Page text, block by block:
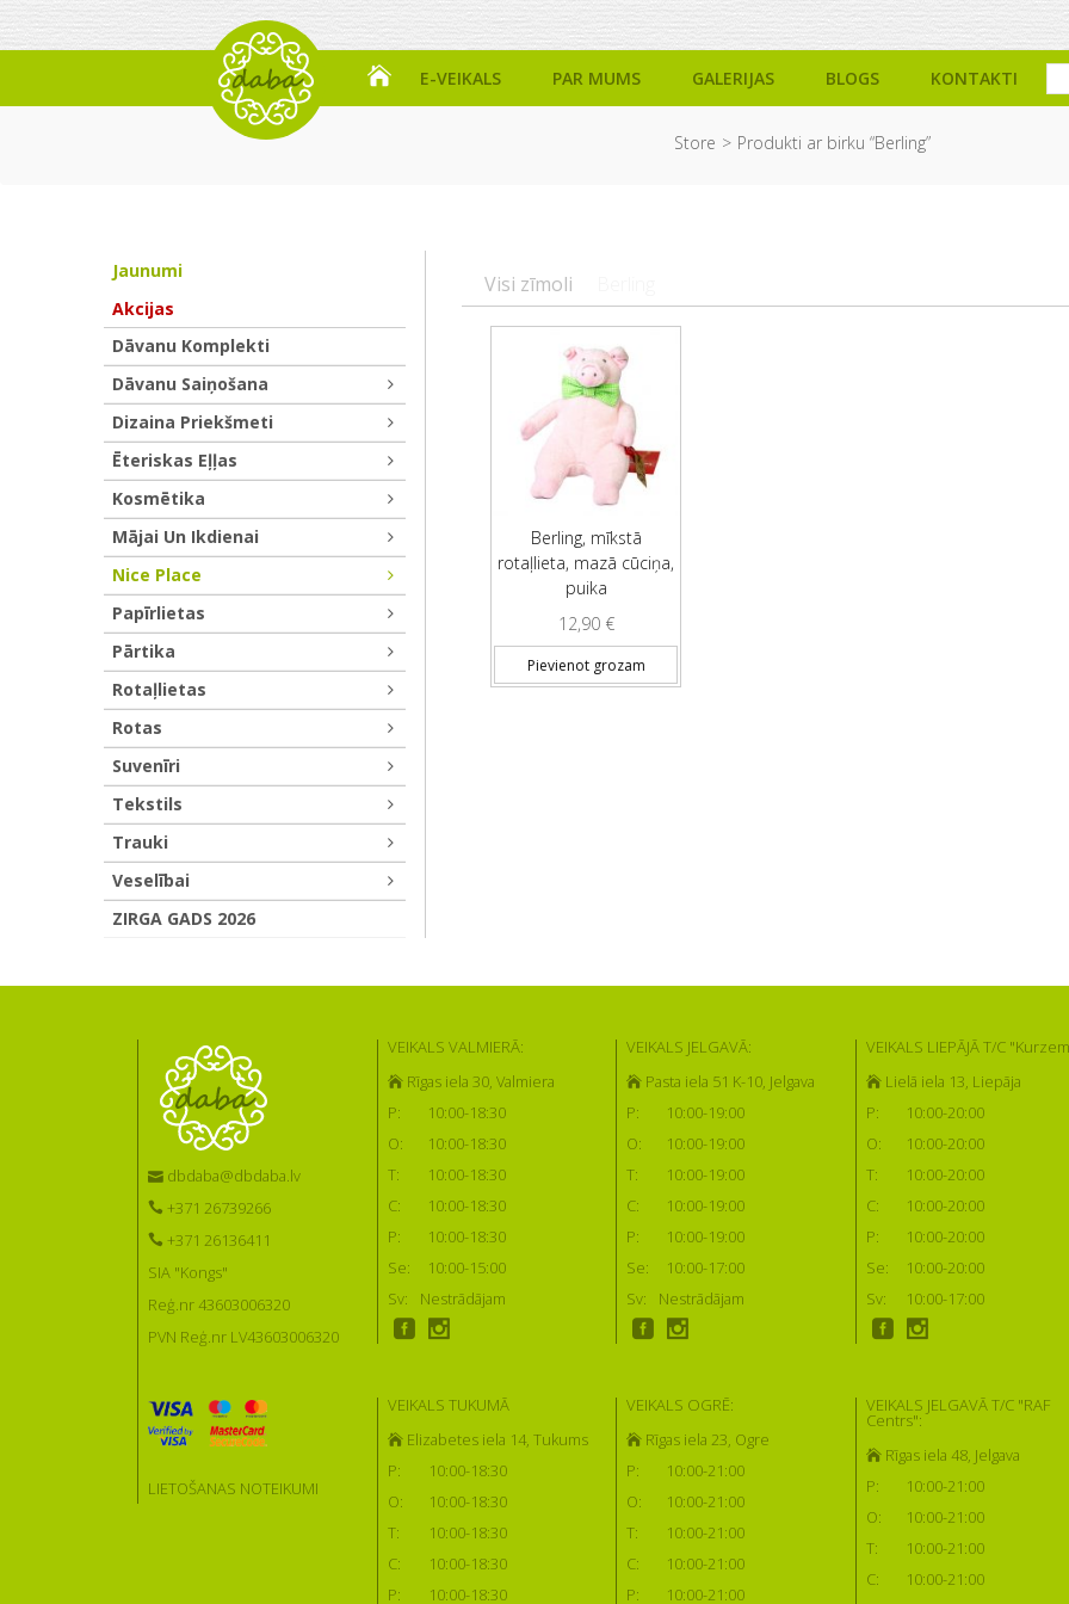
E-VEIKALS PAR MUMS GALERIJAS BLOGS KONTAKTI
Store Produkti ar birku “Berling”
Visi zīmoli
Berling, mīkstā
rotaļlieta, mazā cūciņa,
puika
12,90 €
Pievienot grozam
Jaunumi
Akcijas
Dāvanu Komplekti
Dāvanu Saiņošana
Dizaina Priekšmeti
Ēteriskas Eļļas
Kosmētika
Mājai Un Ikdienai
Nice Place
Papīrlietas
Pārtika
Rotaļlietas
Rotas
Suvenīri
Tekstils
Trauki
Veselībai
ZIRGA GADS 2026
dbdaba@dbdaba.lv
+371 26739266
+371 26136411
SIA "Kongs"
Reģ.nr 43603006320
PVN Reģ.nr LV43603006320
LIETOŠANAS NOTEIKUMI
VEIKALS VALMIERĀ:
Rīgas iela 30, Valmiera
P:
10:00-18:30
O:
10:00-18:30
T:
10:00-18:30
C:
10:00-18:30
P:
10:00-18:30
Se:
10:00-15:00
Sv:
Nestrādājam
VEIKALS JELGAVĀ:
Pasta iela 51 K-10, Jelgava
P:
10:00-19:00
O:
10:00-19:00
T:
10:00-19:00
C:
10:00-19:00
P:
10:00-19:00
Se:
10:00-17:00
Sv:
Nestrādājam
VEIKALS LIEPĀJĀ T/C
Lielā iela 13, Liepāja
P:
10:00-20:00
O:
10:00-20:00
T:
10:00-20:00
C:
10:00-20:00
P:
10:00-20:00
Se:
10:00-20:00
Sv:
10:00-17:00
VEIKALS TUKUMĀ
Elizabetes iela 14, Tukums
P:
10:00-18:30
O:
10:00-18:30
T:
10:00-18:30
C:
10:00-18:30
P:
10:00-18:30
VEIKALS OGRĒ:
Rīgas iela 23, Ogre
P:
10:00-21:00
O:
10:00-21:00
T:
10:00-21:00
C:
10:00-21:00
P:
10:00-21:00
VEIKALS JELGAVĀ T/C "RAF
Centrs":
Rīgas iela 48, Jelgava
P:
10:00-21:00
O:
10:00-21:00
T:
10:00-21:00
C:
10:00-21:00